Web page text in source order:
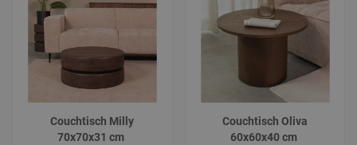
Couchtisch Milly
70x70x31 cm
Couchtisch Oliva
60x60x40 cm